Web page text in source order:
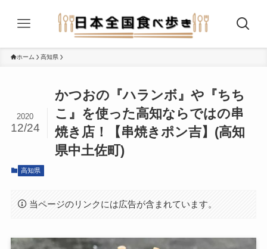
ホーム 高知県
かつおの『ハランボ』や『ちち
こ』を使った高知ならではの串
焼き店！【串焼きポン吉】(高知
県中土佐町)
2020
12/24
高知県
当ページのリンクには広告が含まれています。